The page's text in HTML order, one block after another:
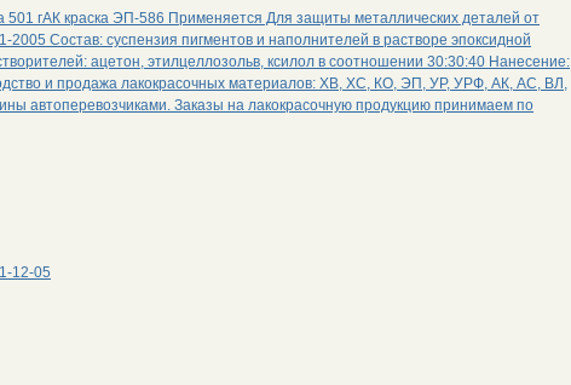
501 гАК краска ЭП-586 Применяется Для защиты металлических деталей от
Состав: суспензия пигментов и наполнителей в растворе эпоксидной
ацетон, этилцеллозольв, ксилол в соотношении 30:30:40 Нанесение:
и продажа лакокрасочных материалов: ХВ, ХС, КО, ЭП, УР, УРФ, АК, АС, ВЛ,
автоперевозчиками. Заказы на лакокрасочную продукцию принимаем по
12-05